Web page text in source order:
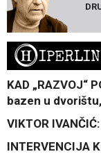
H
KAD „RAZVOJ“
bazen u
VIKTOR
INTERVENCIJA